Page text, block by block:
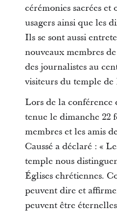
cérémonies sacrées
usagers ainsi que les
Ils se sont aussi
nouveaux membres
des journalistes au
visiteurs du temple de
Lors de la conférence
tenue le dimanche 22
membres et les amis
Caussé a déclaré : «
temple nous
Églises chrétiennes.
peuvent dire et
peuvent être